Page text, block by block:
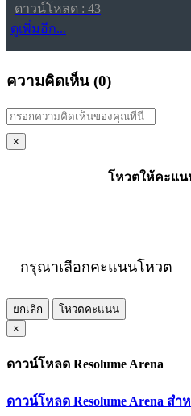
ดาวน์โหลด : 43
ดูเพิ่มอีก...
ความคิดเห็น (0)
×
โหวตให้คะแ
กรุณาเลือกคะแนนโหวต
ยกเลิก
โหวตคะแนน
×
ดาวน์โหลด Resolume Arena
ดาวน์โหลด Resolume Arena สำ